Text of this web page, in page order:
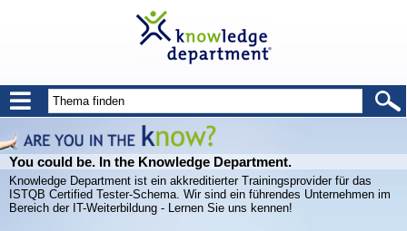
You could be. In the Knowledge Department.
Knowledge Department ist ein akkreditierter Trainingsprovider für das
ISTQB Certified Tester-Schema. Wir sind ein führendes Unternehmen im
Bereich der IT-Weiterbildung - Lernen Sie uns kennen!